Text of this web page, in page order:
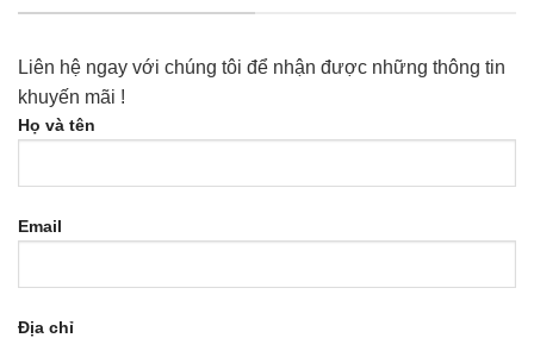
Liên hệ ngay với chúng tôi để nhận được những thông tin
khuyến mãi !
Họ và tên
Email
Địa chỉ